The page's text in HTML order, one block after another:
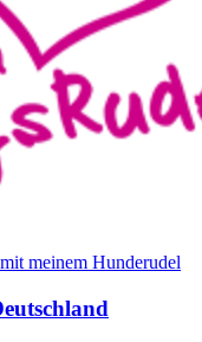
meinem Hunderudel